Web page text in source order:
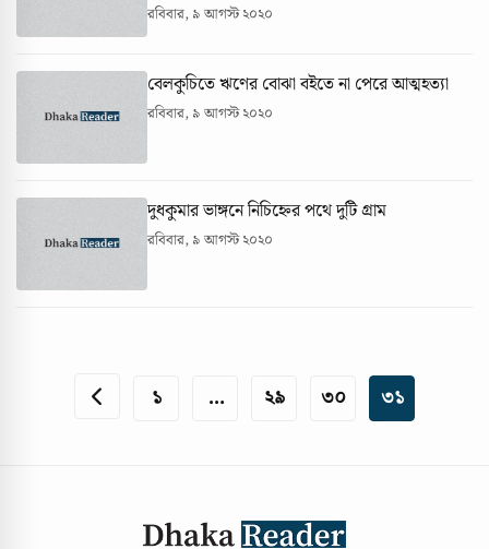
রবিবার, ৯ আগস্ট ২০২০
বেলকুচিতে ঋণের বোঝা বইতে না পেরে আত্মহত্যা
রবিবার, ৯ আগস্ট ২০২০
দুধকুমার ভাঙ্গনে নিচিহ্নের পথে দুটি গ্রাম
রবিবার, ৯ আগস্ট ২০২০
১ … ২৯ ৩০ ৩১